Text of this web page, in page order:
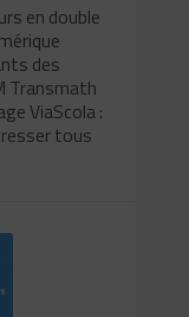
en double
des
Transmath
ViaScola :
tous